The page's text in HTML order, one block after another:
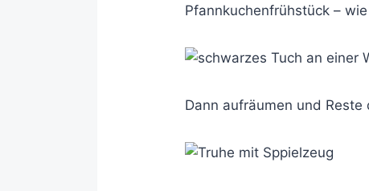
Pfannkuchenfrühstück –
Dann aufräumen und